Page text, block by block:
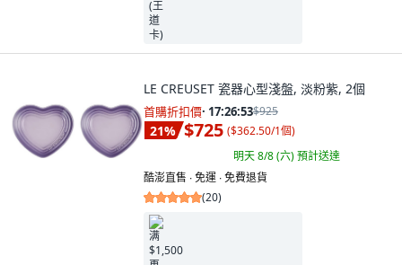
LE CREUSET 瓷器心型淺盤, 淡粉紫, 2個
首購折扣價· 17:26:52$925
21% $725 ($362.50/1個)
明天 8/8 (六)預計送達
酷澎直售 ∙ 免運 ∙ 免費退貨
(20)